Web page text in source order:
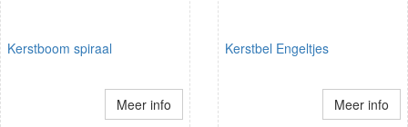
Kerstboom spiraal
Meer info
Kerstbel Engeltjes
Meer info